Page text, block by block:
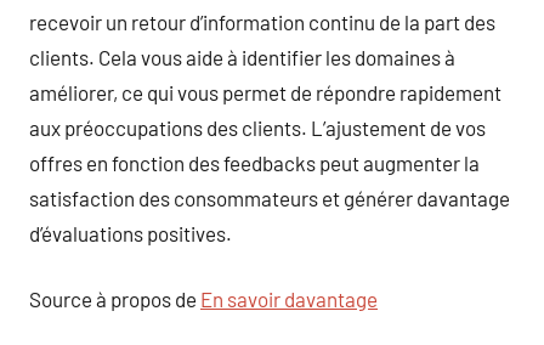
recevoir un retour d’information continu de la part des
clients. Cela vous aide à identifier les domaines à
améliorer, ce qui vous permet de répondre rapidement
aux préoccupations des clients. L’ajustement de vos
offres en fonction des feedbacks peut augmenter la
satisfaction des consommateurs et générer davantage
d’évaluations positives.
Source à propos de En savoir davantage